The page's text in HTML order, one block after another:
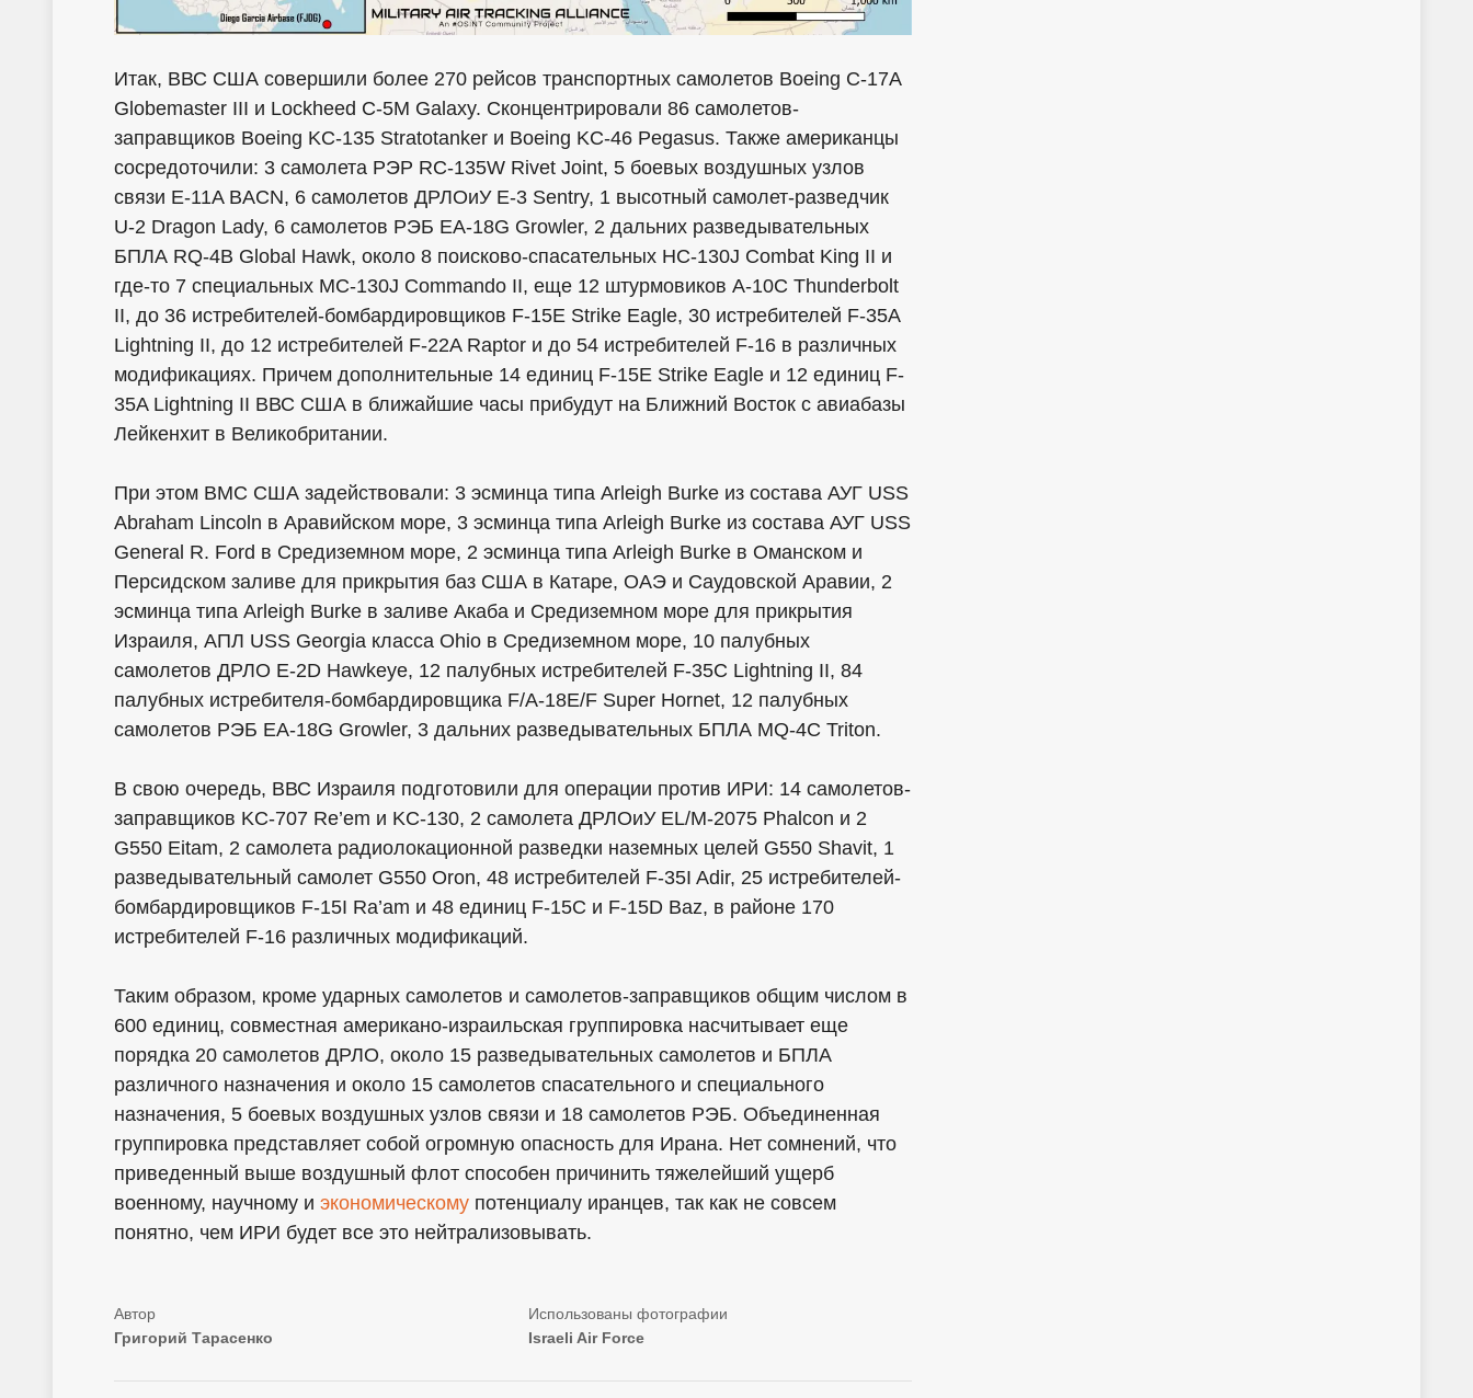
Итак, ВВС США совершили более 270 рейсов транспортных самолетов Boeing C-17А
Globemaster III и Lockheed C-5М Galaxy. Сконцентрировали 86 самолетов-
заправщиков Boeing KC-135 Stratotanker и Boeing KC-46 Pegasus. Также американцы
сосредоточили: 3 самолета РЭР RC-135W Rivet Joint, 5 боевых воздушных узлов
связи E-11A BACN, 6 cамолетов ДРЛОиУ E-3 Sentry, 1 высотный самолет-разведчик
U-2 Dragon Lady, 6 самолетов РЭБ EA-18G Growler, 2 дальних разведывательных
БПЛА RQ-4B Global Hawk, около 8 поисково-спасательных HC-130J Combat King II и
где-то 7 специальных MC-130J Commando II, еще 12 штурмовиков A-10C Thunderbolt
II, до 36 истребителей-бомбардировщиков F-15E Strike Eagle, 30 истребителей F-35A
Lightning II, до 12 истребителей F-22A Raptor и до 54 истребителей F-16 в различных
модификациях. Причем дополнительные 14 единиц F-15E Strike Eagle и 12 единиц F-
35A Lightning II ВВС США в ближайшие часы прибудут на Ближний Восток с авиабазы
Лейкенхит в Великобритании.
При этом ВМС США задействовали: 3 эсминца типа Arleigh Burke из состава АУГ USS
Abraham Lincoln в Аравийском море, 3 эсминца типа Arleigh Burke из состава АУГ USS
General R. Ford в Средиземном море, 2 эсминца типа Arleigh Burke в Оманском и
Персидском заливе для прикрытия баз США в Катаре, ОАЭ и Саудовской Аравии, 2
эсминца типа Arleigh Burke в заливе Акаба и Средиземном море для прикрытия
Израиля, АПЛ USS Georgia класса Ohio в Средиземном море, 10 палубных
самолетов ДРЛО E-2D Hawkeye, 12 палубных истребителей F-35С Lightning II, 84
палубных истребителя-бомбардировщика F/A-18E/F Super Hornet, 12 палубных
самолетов РЭБ EA-18G Growler, 3 дальних разведывательных БПЛА MQ-4C Triton.
В свою очередь, ВВС Израиля подготовили для операции против ИРИ: 14 самолетов-
заправщиков KC-707 Re’em и KC-130, 2 самолета ДРЛОиУ EL/M-2075 Phalcon и 2
G550 Eitam, 2 самолета радиолокационной разведки наземных целей G550 Shavit, 1
разведывательный самолет G550 Oron, 48 истребителей F-35I Adir, 25 истребителей-
бомбардировщиков F-15I Ra’am и 48 единиц F-15C и F-15D Baz, в районе 170
истребителей F-16 различных модификаций.
Таким образом, кроме ударных самолетов и самолетов-заправщиков общим числом в
600 единиц, совместная американо-израильская группировка насчитывает еще
порядка 20 самолетов ДРЛО, около 15 разведывательных самолетов и БПЛА
различного назначения и около 15 самолетов спасательного и специального
назначения, 5 боевых воздушных узлов связи и 18 самолетов РЭБ. Объединенная
группировка представляет собой огромную опасность для Ирана. Нет сомнений, что
приведенный выше воздушный флот способен причинить тяжелейший ущерб
военному, научному и экономическому потенциалу иранцев, так как не совсем
понятно, чем ИРИ будет все это нейтрализовывать.
Григорий Тарасенко Israeli Air Force